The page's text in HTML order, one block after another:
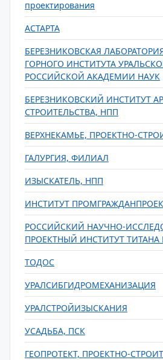
проектирования
АСТАРТА
БЕРЕЗНИКОВСКАЯ
ГОРНОГО ИНСТИТУТА
РОССИЙСКОЙ АКАДЕМИИ НАУК
БЕРЕЗНИКОВСКИЙ ИНСТИТУТ
СТРОИТЕЛЬСТВА, НПП
ВЕРХНЕКАМЬЕ, ПРОЕКТНО-
ГАЛУРГИЯ, ФИЛИАЛ
ИЗЫСКАТЕЛЬ, НПП
ИНСТИТУТ
РОССИЙСКИЙ НАУЧНО-
ПРОЕКТНЫЙ ИНСТИТУТ
ТОДОС
УРАЛСИБГИДРОМЕХАНИЗАЦИЯ
УРАЛСТРОЙИЗЫСКАНИЯ
УСАДЬБА, ПСК
ГЕОПРОТЕКТ, ПРОЕКТНО-